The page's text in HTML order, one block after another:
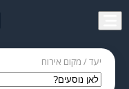
יעד / מקום אירוח